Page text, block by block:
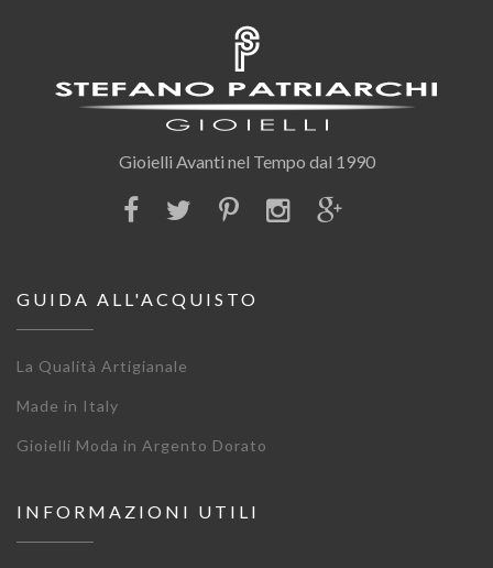
Gioielli Avanti nel Tempo dal 1990
GUIDA ALL'ACQUISTO
La Qualità Artigianale
Made in Italy
Gioielli Moda in Argento Dorato
INFORMAZIONI UTILI